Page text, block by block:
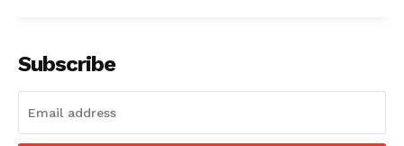
Subscribe